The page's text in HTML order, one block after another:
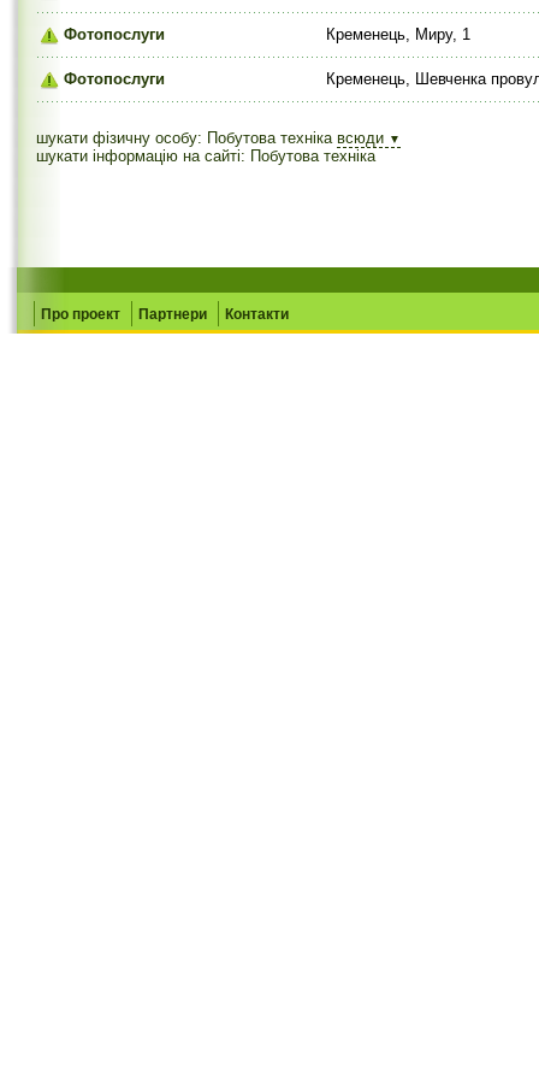
Фотопослуги Кременець, Миру, 1
Фотопослуги Кременець, Шевченка
шукати фізичну особу: Побутова техніка всюди ▼
шукати інформацію на сайті: Побутова техніка
Про проект Партнери Контакти